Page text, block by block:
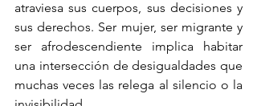
atraviesa sus cuerpos, sus decisiones y
sus derechos. Ser mujer, ser migrante y
ser afrodescendiente implica habitar
una intersección de desigualdades que
muchas veces las relega al silencio o la